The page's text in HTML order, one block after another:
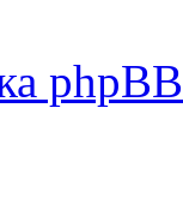
phpBB